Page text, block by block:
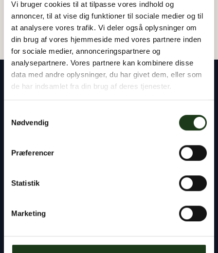
Vi bruger cookies til at tilpasse vores indhold og
annoncer, til at vise dig funktioner til sociale medier og til
at analysere vores trafik. Vi deler også oplysninger om
din brug af vores hjemmeside med vores partnere inden
for sociale medier, annonceringspartnere og
analysepartnere. Vores partnere kan kombinere disse
data med andre oplysninger, du har givet dem, eller som
de har indsamlet fra din brug af deres tjenester.
Nødvendig
Præferencer
Statistik
Marketing
Vores rådgivere står klar til at hjælpe dig med
planlægning af en begravelse eller bisættelse,
håndtering af bobehandlingen ved skifteretten.
Du er altid velkommen til at tage kontakt til os,